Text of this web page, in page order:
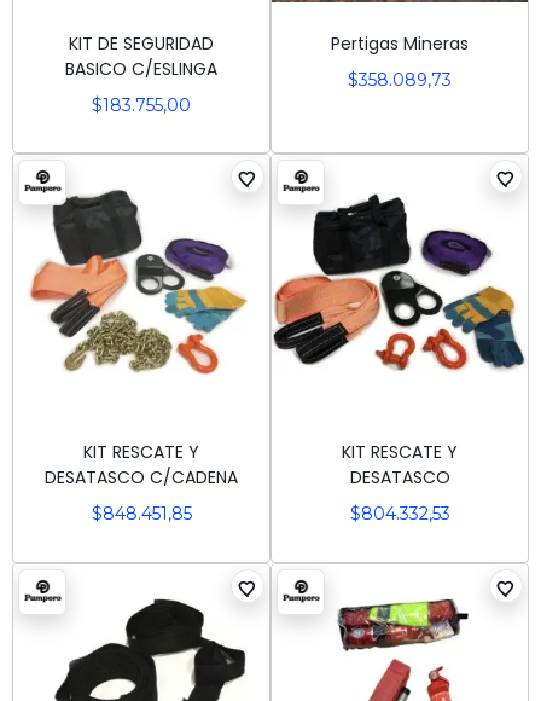
KIT DE SEGURIDAD
BASICO C/ESLINGA
$183.755,00
Pertigas Mineras
$358.089,73
KIT RESCATE Y
DESATASCO C/CADENA
$848.451,85
KIT RESCATE Y
DESATASCO
$804.332,53